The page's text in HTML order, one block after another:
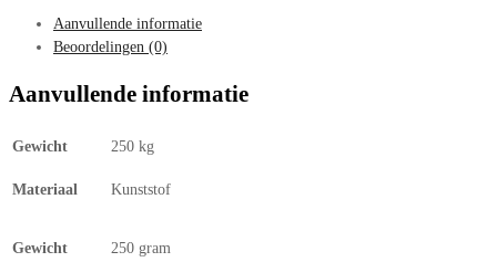
Aanvullende informatie
Beoordelingen (0)
Aanvullende informatie
Gewicht 250 kg
Materiaal Kunststof
Gewicht 250 gram